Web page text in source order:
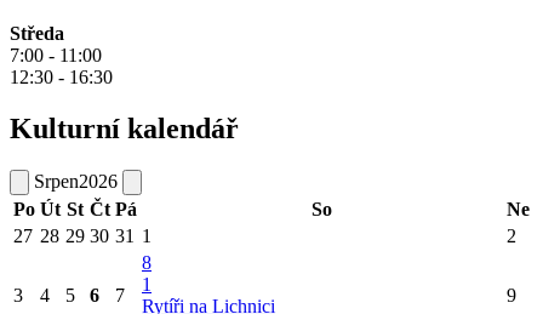
Středa
7:00 - 11:00
12:30 - 16:30
Kulturní kalendář
Srpen2026
Po Út St Čt Pá So
Ne
27 28 29 30 31 1 2
3 4 5 6 7
8
1
Rytíři na Lichnici
9